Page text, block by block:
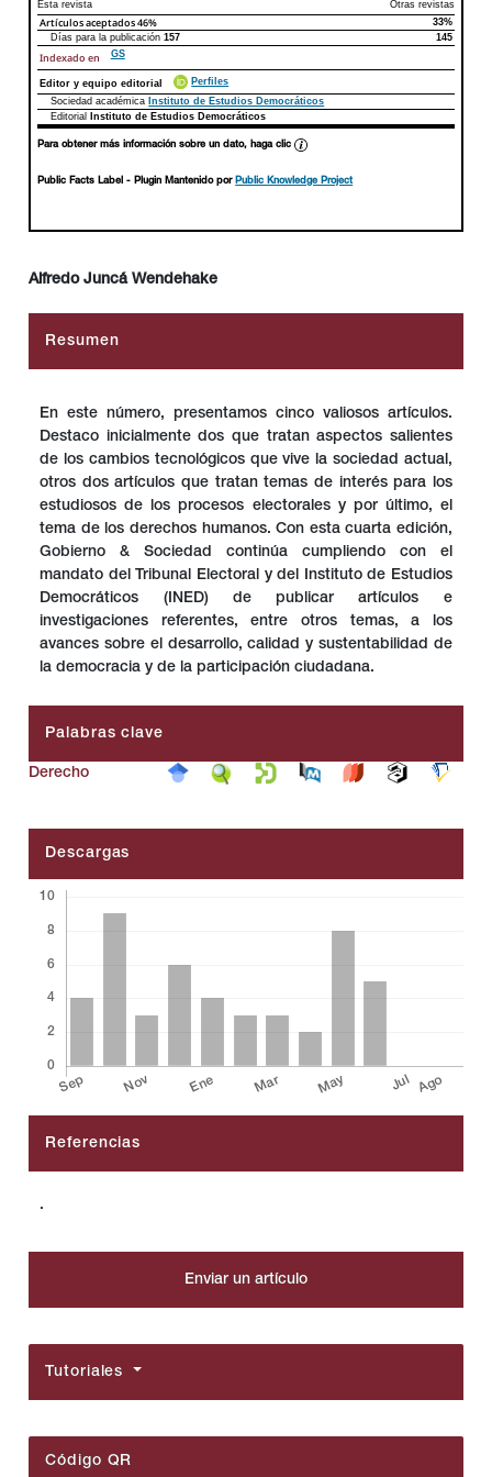
Esta revista
Otras revistas
Artículos aceptados46%
33%
Días para la publicación157 145
Indexado en GS
Editor y equipo editorial
Perfiles
Sociedad académica Instituto de Estudios Democráticos
Editorial
Instituto de Estudios Democráticos
Para obtener más información sobre un dato, haga clic
Public Facts Label - Plugin Mantenido por Public Knowledge Project
##plugins.themes.bootstrap3.article.main##
Alfredo Juncá Wendehake
Resumen
En este número, presentamos cinco valiosos artículos.
Destaco inicialmente dos que tratan aspectos salientes
de los cambios tecnológicos que vive la sociedad actual,
otros dos artículos que tratan temas de interés para los
estudiosos de los procesos electorales y por último, el
tema de los derechos humanos. Con esta cuarta edición,
Gobierno & Sociedad continúa cumpliendo con el
mandato del Tribunal Electoral y del Instituto de Estudios
Democráticos (INED) de publicar artículos e
investigaciones referentes, entre otros temas, a los
avances sobre el desarrollo, calidad y sustentabilidad de
la democracia y de la participación ciudadana.
Palabras clave
Derecho
Descargas
Referencias
.
Enviar un artículo
Tutoriales
Código QR